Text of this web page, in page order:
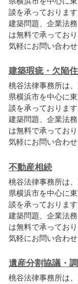
談を承っております
建築問題、企業法
は無料で承ってお
気軽にお問い合わせ
建築瑕疵・欠陥
桃谷法律事務所は
県横浜市を中心に
談を承っております
建築問題、企業法
は無料で承ってお
気軽にお問い合わせ
不動産相続
桃谷法律事務所は
県横浜市を中心に
談を承っております
建築問題、企業法
は無料で承ってお
気軽にお問い合わせ
遺産分割協議・
桃谷法律事務所は